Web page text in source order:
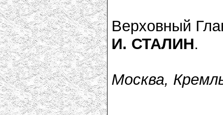
Верховный
И. СТАЛИН.
Москва,